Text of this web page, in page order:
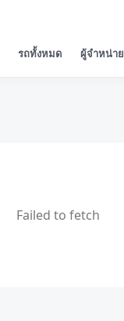
รถทั้งหมด ผู้จำหน่าย
Failed to fetch